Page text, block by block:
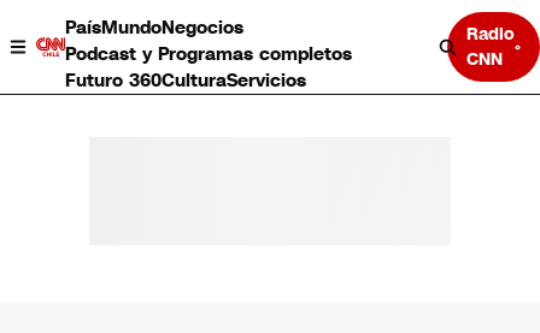
PaísMundoNegocios
Podcast y Programas completos
Futuro 360CulturaServicios
Radio
CNN